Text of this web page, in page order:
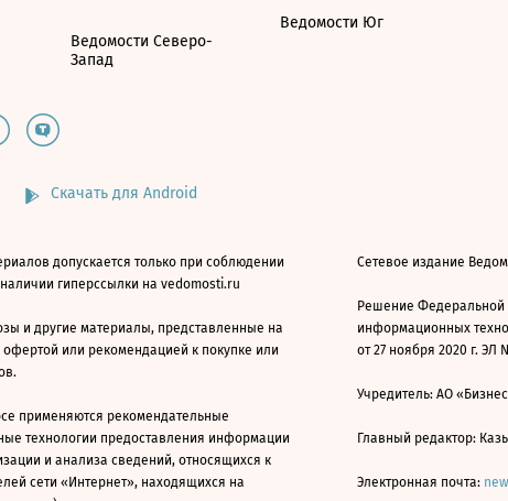
Ведомости Северо-
Запад
Ведомости Юг
Скачать для Android
допускается только при соблюдении
гиперссылки на vedomosti.ru
и другие материалы, представленные на
или рекомендацией к покупке или
применяются рекомендательные
технологии предоставления информации
и анализа сведений, относящихся к
сети «Интернет», находящихся на
Сетевое издание
Решение Федеральной
информационных
от 27 ноября 2020 г. ЭЛ
Учредитель: АО
Главный редактор:
Электронная почта: